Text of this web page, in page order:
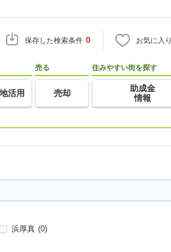
保存した検索条件 0 お気に入り
活用
売る
売却
住みやすい街を探す
助成金
情報
浜厚真 (0)